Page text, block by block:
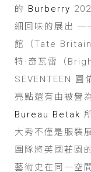
的 Burberry
細回味的展出
館（Tate Britain
特·奇瓦雷（
SEVENTEEN 圓
亮點還有由被譽
Bureau Betak
大秀不僅是服裝
團隊將英國莊園
藝術史在同一空